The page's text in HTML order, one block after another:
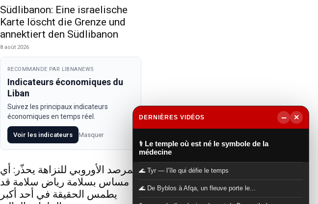
Südlibanon: Eine israelische
Karte löscht die Grenze und
annektiert den Südlibanon
8 août 2026
RECOMMANDE PAR LIBNANEWS
Indicateurs économiques du
Liban
Suivez les principaux indicateurs
économiques en temps réel.
Voir les indicateurs Masquer
المرصد الأوروبي للنزاهة يحذّر: أي
مساس بسلامة رياض سلامة قد
يطمس الحقيقة في أحد أكبر
DERNIÈRES VIDÉOS − ×
⚕️ Le temple où est né le symbole de la
médecine
🌊 Tyr — l’île qui défie le temps
🌊 De Byblos à Afqa, un fleuve porte le...